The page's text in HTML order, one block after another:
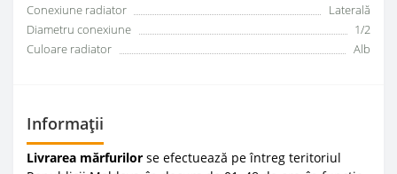
Conexiune radiator
Laterală
Diametru conexiune
1/2
Culoare radiator
Alb
Informații
Livrarea mărfurilor se efectuează pe întreg teritoriul